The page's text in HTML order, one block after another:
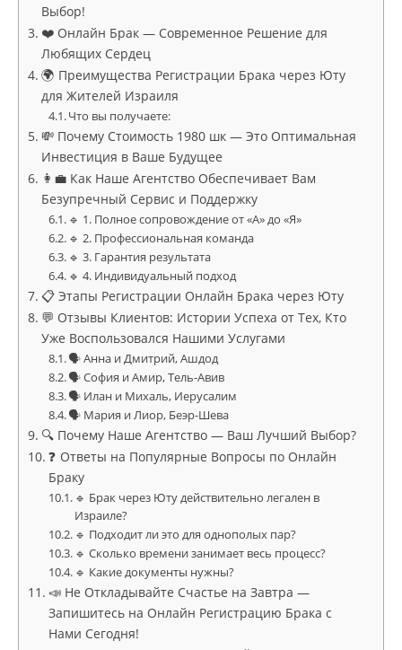
Выбор!
❤️ Онлайн Брак — Современное Решение для
Любящих Сердец
🌍 Преимущества Регистрации Брака через Юту
для Жителей Израиля
Что вы получаете:
💸 Почему Стоимость 1980 шк — Это Оптимальная
Инвестиция в Ваше Будущее
👩‍💼 Как Наше Агентство Обеспечивает Вам
Безупречный Сервис и Поддержку
🔹 1. Полное сопровождение от «А» до «Я»
🔹 2. Профессиональная команда
🔹 3. Гарантия результата
🔹 4. Индивидуальный подход
📋 Этапы Регистрации Онлайн Брака через Юту
💬 Отзывы Клиентов: Истории Успеха от Тех, Кто
Уже Воспользовался Нашими Услугами
🗣 Анна и Дмитрий, Ашдод
🗣 София и Амир, Тель-Авив
🗣 Илан и Михаль, Иерусалим
🗣 Мария и Лиор, Беэр-Шева
🔍 Почему Наше Агентство — Ваш Лучший Выбор?
❓ Ответы на Популярные Вопросы по Онлайн
Браку
🔹 Брак через Юту действительно легален в
Израиле?
🔹 Подходит ли это для однополых пар?
🔹 Сколько времени занимает весь процесс?
🔹 Какие документы нужны?
📣 Не Откладывайте Счастье на Завтра —
Запишитесь на Онлайн Регистрацию Брака с
Нами Сегодня!